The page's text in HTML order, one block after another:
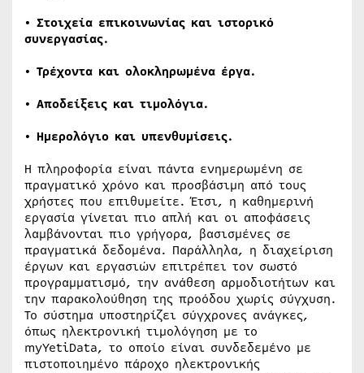
• Στοιχεία επικοινωνίας και ιστορικό
συνεργασίας.
• Τρέχοντα και ολοκληρωμένα έργα.
• Αποδείξεις και τιμολόγια.
• Ημερολόγιο και υπενθυμίσεις.
Η πληροφορία είναι πάντα ενημερωμένη σε
πραγματικό χρόνο και προσβάσιμη από τους
χρήστες που επιθυμείτε. Έτσι, η καθημερινή
εργασία γίνεται πιο απλή και οι αποφάσεις
λαμβάνονται πιο γρήγορα, βασισμένες σε
πραγματικά δεδομένα. Παράλληλα, η διαχείριση
έργων και εργασιών επιτρέπει τον σωστό
προγραμματισμό, την ανάθεση αρμοδιοτήτων και
την παρακολούθηση της προόδου χωρίς σύγχυση.
Το σύστημα υποστηρίζει σύγχρονες ανάγκες,
όπως ηλεκτρονική τιμολόγηση με το
myYetiData, το οποίο είναι συνδεδεμένο με
πιστοποιημένο πάροχο ηλεκτρονικής